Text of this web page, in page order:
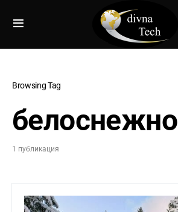
Browsing Tag
белоснежно
1 публикация